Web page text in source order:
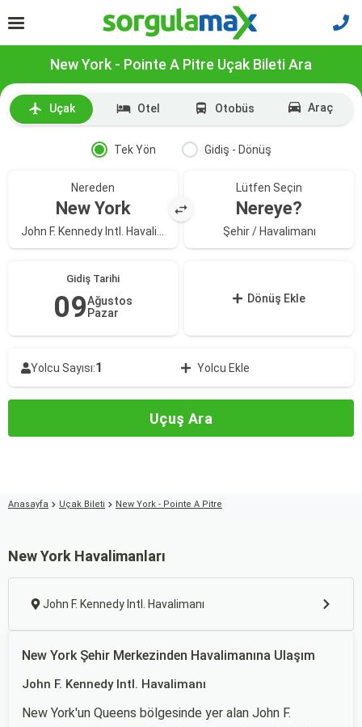
New York - Pointe A Pitre Uçak Bileti Ara
Uçak Otel Otobüs Araç
Tek Yön Gidiş - Dönüş
Nereden
New York
Lütfen Seçin
Nereye?
Şehir / Havalimanı
Gidiş Tarihi
09Ağustos
Pazar
Dönüş Ekle
Yolcu Sayısı:1 Yolcu Ekle
Uçuş Ara
Anasayfa Uçak Bileti New York - Pointe A Pitre
New York Havalimanları
John F. Kennedy Intl. Havalimanı
New York Şehir Merkezinden Havalimanına Ulaşım
John F. Kennedy Intl. Havalimanı
New York'un Queens bölgesinde yer alan John F.